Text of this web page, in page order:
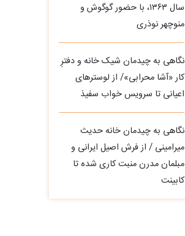
سال ۱۳۶۳، با حضور گوگوش و
منوچهر نوذری
نگاهی به چیدمان شیک خانه و دفترِ
کار «آشا محرابی»/ از لوسترهای
اعیانی تا سرویس خواب سفیذ
نگاهی به چیدمان خانه حدیث
میرامینی / از فرش اصیل ایرانی و
مبلمان مدرن منبت‌ کاری‌ شده تا
کابینت